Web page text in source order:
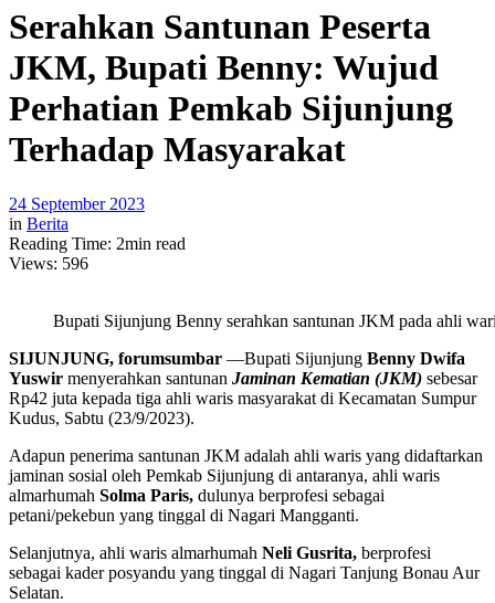
Serahkan Santunan Peserta
JKM, Bupati Benny: Wujud
Perhatian Pemkab Sijunjung
Terhadap Masyarakat
24 September 2023
in Berita
Reading Time: 2min read
Views: 596
Bupati Sijunjung Benny serahkan santunan JKM pada ahli
SIJUNJUNG, forumsumbar —Bupati Sijunjung Benny Dwifa
Yuswir menyerahkan santunan Jaminan Kematian (JKM) sebesar
Rp42 juta kepada tiga ahli waris masyarakat di Kecamatan Sumpur
Kudus, Sabtu (23/9/2023).
Adapun penerima santunan JKM adalah ahli waris yang didaftarkan
jaminan sosial oleh Pemkab Sijunjung di antaranya, ahli waris
almarhumah Solma Paris, dulunya berprofesi sebagai
petani/pekebun yang tinggal di Nagari Mangganti.
Selanjutnya, ahli waris almarhumah Neli Gusrita, berprofesi
sebagai kader posyandu yang tinggal di Nagari Tanjung Bonau Aur
Selatan.